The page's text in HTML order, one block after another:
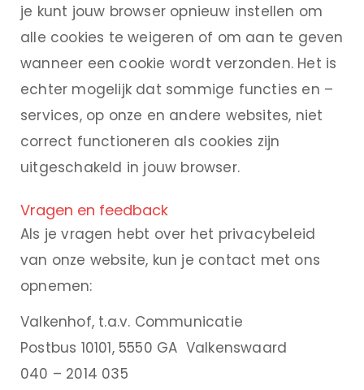
je kunt jouw browser opnieuw instellen om
alle cookies te weigeren of om aan te geven
wanneer een cookie wordt verzonden. Het is
echter mogelijk dat sommige functies en –
services, op onze en andere websites, niet
correct functioneren als cookies zijn
uitgeschakeld in jouw browser.
Vragen en feedback
Als je vragen hebt over het privacybeleid
van onze website, kun je contact met ons
opnemen:
Valkenhof, t.a.v. Communicatie
Postbus 10101, 5550 GA Valkenswaard
040 – 2014 035